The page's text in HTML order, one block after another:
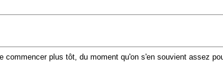
commencer plus tôt, du moment qu'on s'en souvient assez